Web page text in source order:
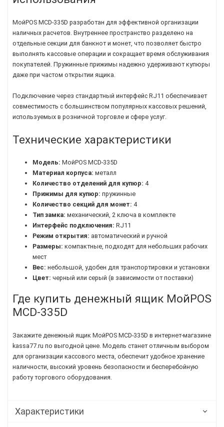
МойPOS MCD-335D разработан для эффективной организации
наличных расчетов. Внутреннее пространство разделено на
отдельные секции для банкнот и монет, что позволяет быстро
выполнять кассовые операции и сокращает время обслуживания
покупателей. Пружинные прижимы надежно удерживают купюры
даже при частом открытии ящика.
Подключение через стандартный интерфейс RJ11 обеспечивает
совместимость с большинством популярных кассовых решений,
используемых в розничной торговле и сфере услуг.
Технические характеристики
Модель: МойPOS MCD-335D
Материал корпуса: металл
Количество отделений для купюр: 4
Прижимы для купюр: пружинные
Количество секций для монет: 4
Тип замка: механический, 2 ключа в комплекте
Интерфейс подключения: RJ11
Режим открытия: автоматический и ручной
Размеры: компактные, подходят для небольших рабочих
мест
Вес: небольшой, удобен для транспортировки и установки
Цвет: черный или серый (в зависимости от поставки)
Где купить денежный ящик МойPOS
MCD-335D
Закажите денежный ящик МойPOS MCD-335D в интернет-магазине
kassa77.ru по выгодной цене. Модель станет отличным выбором
для организации кассового места, обеспечит удобное хранение
наличности, высокий уровень безопасности и бесперебойную
работу торгового оборудования.
Характеристики